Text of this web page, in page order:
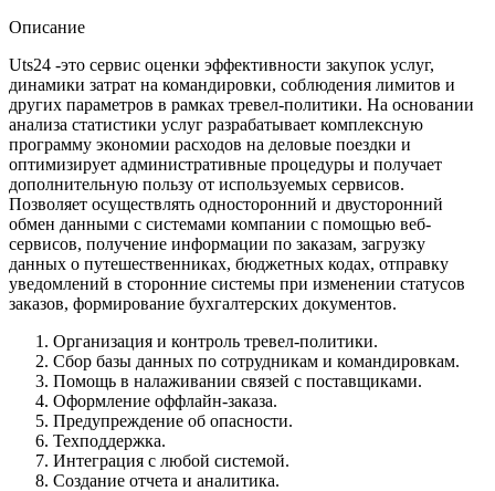
Описание
Uts24 -это сервис оценки эффективности закупок услуг,
динамики затрат на командировки, соблюдения лимитов и
других параметров в рамках тревел-политики. На основании
анализа статистики услуг разрабатывает комплексную
программу экономии расходов на деловые поездки и
оптимизирует административные процедуры и получает
дополнительную пользу от используемых сервисов.
Позволяет осуществлять односторонний и двусторонний
обмен данными с системами компании с помощью веб-
сервисов, получение информации по заказам, загрузку
данных о путешественниках, бюджетных кодах, отправку
уведомлений в сторонние системы при изменении статусов
заказов, формирование бухгалтерских документов.
Организация и контроль тревел-политики.
Сбор базы данных по сотрудникам и командировкам.
Помощь в налаживании связей с поставщиками.
Оформление оффлайн-заказа.
Предупреждение об опасности.
Техподдержка.
Интеграция с любой системой.
Создание отчета и аналитика.